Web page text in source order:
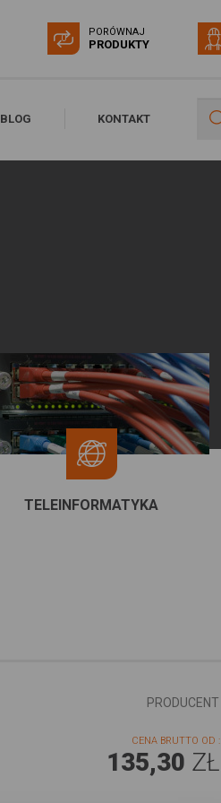
0
PORÓWNAJ
PRODUKTY
BLOG KONTAKT
TELEINFORMATYKA
PRODUCENT
CENA BRUTTO OD :
135,30 ZŁ